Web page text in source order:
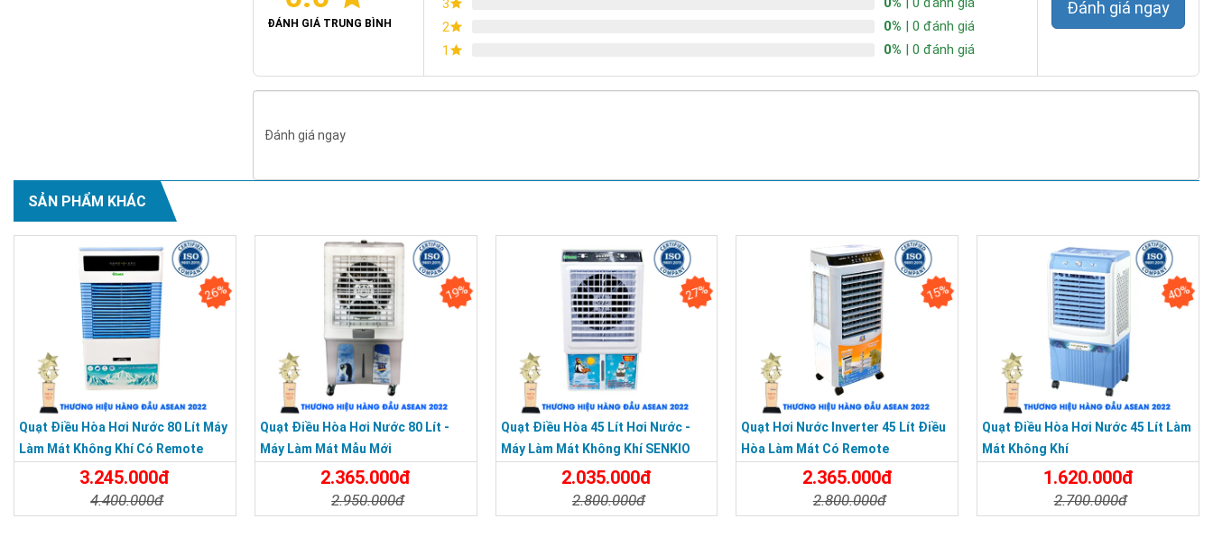
ĐÁNH GIÁ TRUNG BÌNH
2
0% | 0 đánh giá
1
0% | 0 đánh giá
Đánh giá ngay
Đánh giá ngay
SẢN PHẨM KHÁC
26%
Quạt Điều Hòa Hơi Nước 80 Lít Máy
Làm Mát Không Khí Có Remote
3.245.000đ
4.400.000đ
19%
Quạt Điều Hòa Hơi Nước 80 Lít -
Máy Làm Mát Mẫu Mới
2.365.000đ
2.950.000đ
27%
Quạt Điều Hòa 45 Lít Hơi Nước -
Máy Làm Mát Không Khí SENKIO
2.035.000đ
2.800.000đ
15%
Quạt Hơi Nước Inverter 45 Lít Điều
Hòa Làm Mát Có Remote
2.365.000đ
2.800.000đ
40%
Quạt Điều Hòa Hơi Nước 45 Lít Làm
Mát Không Khí
1.620.000đ
2.700.000đ